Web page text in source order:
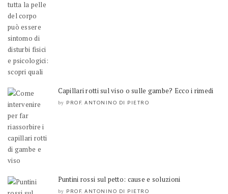
Capillari rotti sul viso o sulle gambe? Ecco i rimedi
by PROF. ANTONINO DI PIETRO
Puntini rossi sul petto: cause e soluzioni
by PROF. ANTONINO DI PIETRO